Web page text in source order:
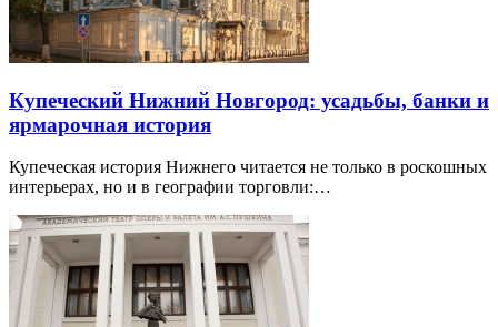
Купеческий Нижний Новгород: усадьбы, банки и
ярмарочная история
Купеческая история Нижнего читается не только в роскошных
интерьерах, но и в географии торговли:…